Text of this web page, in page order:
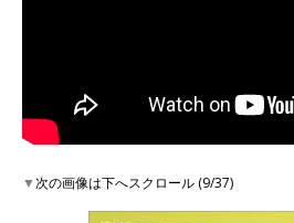
▼次の画像は下へスクロール (9/37)